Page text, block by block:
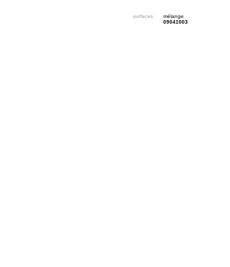
surfaces
mélange
09041003